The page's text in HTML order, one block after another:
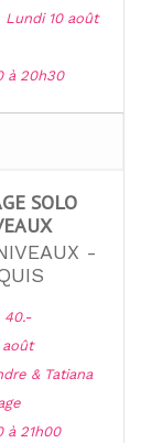
Lundi 10 août
à 20h30
SOLO
-
40.-
août
& Tatiana
à 21h00